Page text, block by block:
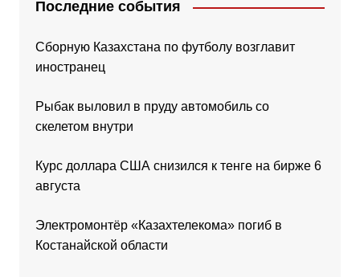
Последние события
Сборную Казахстана по футболу возглавит
иностранец
Рыбак выловил в пруду автомобиль со
скелетом внутри
Курс доллара США снизился к тенге на бирже 6
августа
Электромонтёр «Казахтелекома» погиб в
Костанайской области